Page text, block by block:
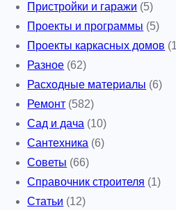
Пристройки и гаражи (5)
Проекты и программы (5)
Проекты каркасных домов
Разное (62)
Расходные материалы (6)
Ремонт (582)
Сад и дача (10)
Сантехника (6)
Советы (66)
Справочник строителя (1)
Статьи (12)